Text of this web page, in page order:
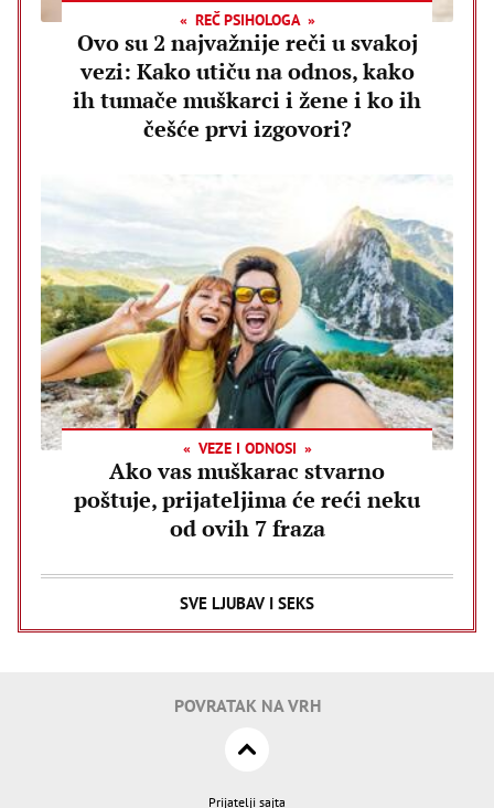
REČ PSIHOLOGA
Ovo su 2 najvažnije reči u svakoj
vezi: Kako utiču na odnos, kako
ih tumače muškarci i žene i ko ih
češće prvi izgovori?
VEZE I ODNOSI
Ako vas muškarac stvarno
poštuje, prijateljima će reći neku
od ovih 7 fraza
SVE LJUBAV I SEKS
POVRATAK NA VRH
Prijatelji sajta